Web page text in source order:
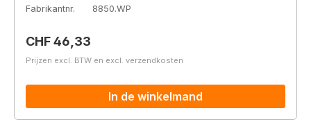
Fabrikantnr.
8850.WP
Normale prijs:
CHF 46,33
Prijzen excl. BTW en excl. verzendkosten
In de winkelmand